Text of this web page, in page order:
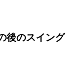
後のスイング